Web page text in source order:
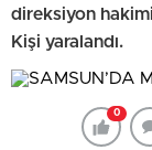
direksiyon
Kişi yaralandı.
0